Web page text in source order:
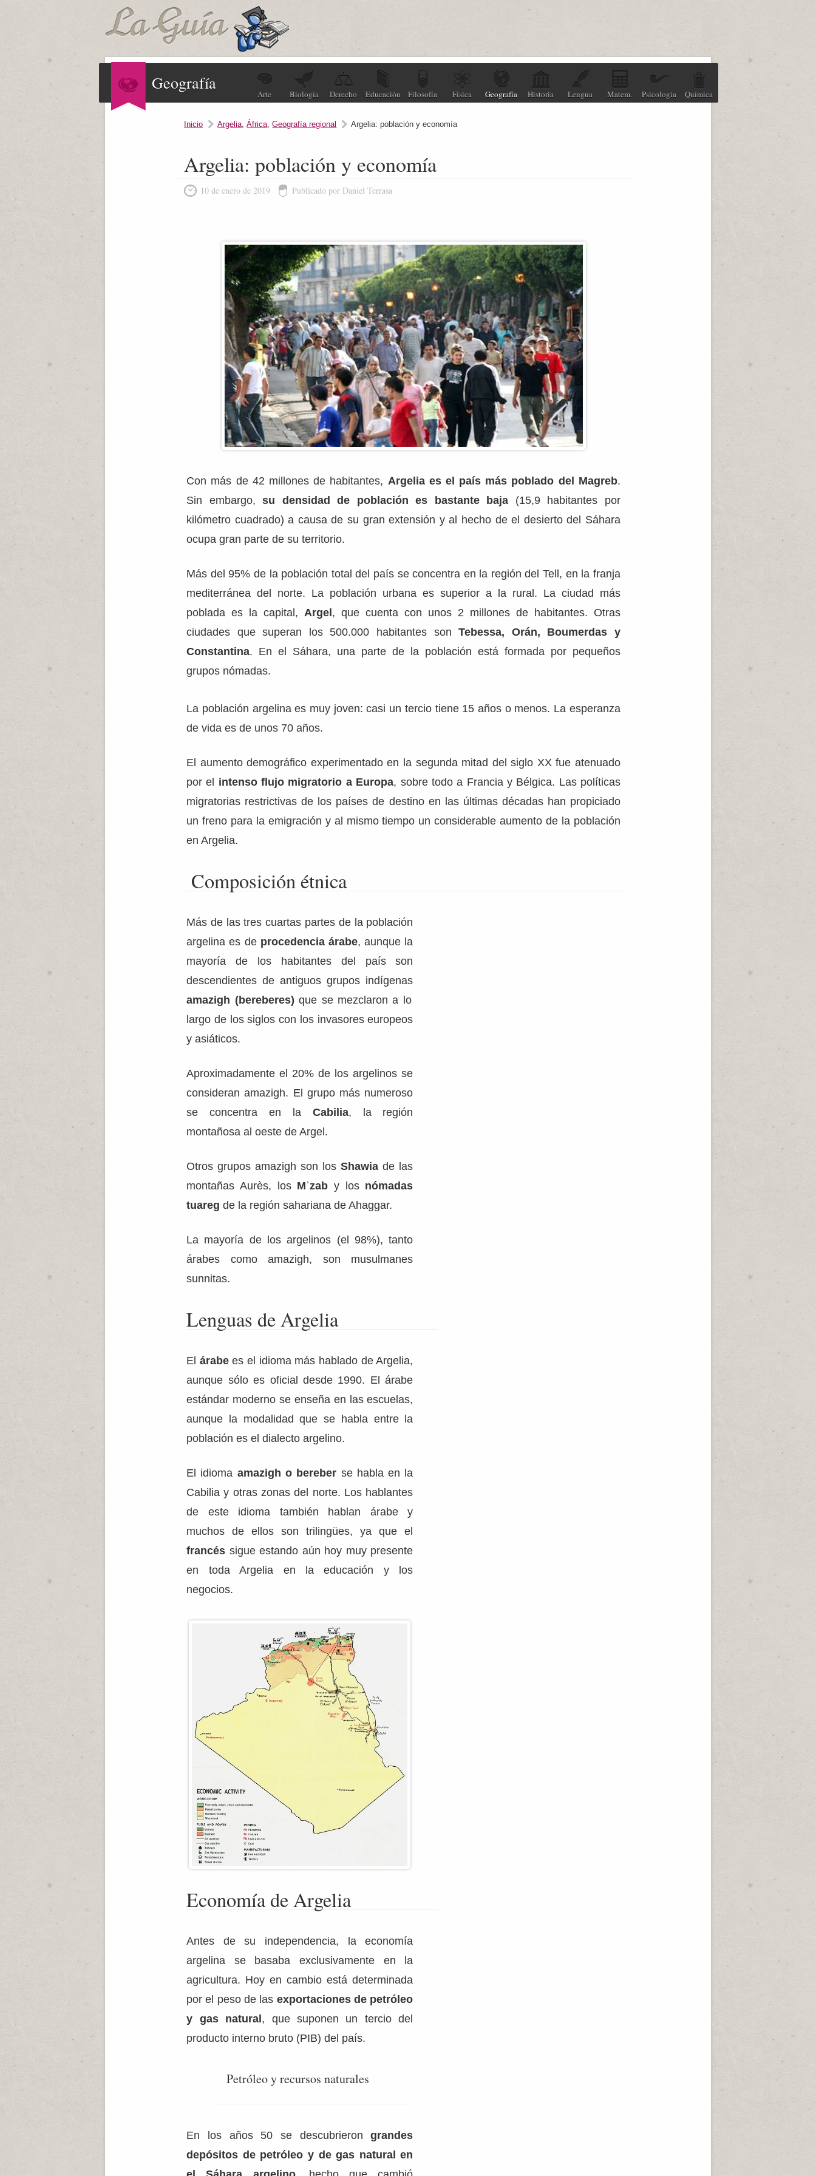
Geografía
Arte Biología Derecho Educación Filosofía Física Geografía Historia Lengua Matem. Psicología Química
Inicio Argelia,África,Geografía regional Argelia: población y economía
Argelia: población y economía
10 de enero de 2019 Publicado por Daniel Terrasa
Con más de 42 millones de habitantes, Argelia es el país más poblado del Magreb.
Sin embargo,su densidad de población es bastante baja (15,9 habitantes por
kilómetro cuadrado) a causa de su gran extensión y al hecho de el desierto del Sáhara
ocupa gran parte de su territorio.
Más del 95% de la población total del país se concentra en la región del Tell, en la franja
mediterránea del norte. La población urbana es superior a la rural. La ciudad más
poblada es la capital,Argel , que cuenta con unos 2 millones de habitantes. Otras
ciudades que superan los 500.000 habitantes sonTebessa, Orán, Boumerdas y
Constantina. En el Sáhara, una parte de la población está formada por pequeños
grupos nómadas.
La población argelina es muy joven: casi un tercio tiene 15 años o menos. La esperanza
de vida es de unos 70 años.
El aumento demográfico experimentado en la segunda mitad del siglo XX fue atenuado
por el intenso flujo migratorio a Europa, sobre todo a Francia y Bélgica. Las políticas
migratorias restrictivas de los países de destino en las últimas décadas han propiciado
un freno para la emigración y al mismo tiempo un considerable aumento de la población
en Argelia.
Composición étnica
Más de las tres cuartas partes de la población
argelina es deprocedencia árabe, aunque la
mayoría de los habitantes del país son
descendientes de antiguos grupos indígenas
amazigh (bereberes) que se mezclaron a lo
largo de los siglos con los invasores europeos
y asiáticos.
Aproximadamente el 20% de los argelinos se
consideran amazigh. El grupo más numeroso
se concentra en la Cabilia, la región
montañosa al oeste de Argel.
Otros grupos amazigh son losShawia de las
montañas Aurès, los Mʾzab y los nómadas
tuareg de la región sahariana de Ahaggar.
La mayoría de los argelinos (el 98%), tanto
árabes como amazigh, son musulmanes
sunnitas.
Lenguas de Argelia
El árabees el idioma más hablado de Argelia,
aunque sólo es oficial desde 1990. El árabe
estándar moderno se enseña en las escuelas,
aunque la modalidad que se habla entre la
población es el dialecto argelino.
El idioma amazigh o bereber se habla en la
Cabilia y otras zonas del norte. Los hablantes
de este idioma también hablan árabe y
muchos de ellos son trilingües, ya que el
francés sigue estando aún hoy muy presente
en toda Argelia en la educación y los
negocios.
Economía de Argelia
Antes de su independencia, la economía
argelina se basaba exclusivamente en la
agricultura. Hoy en cambio está determinada
por el peso de las exportaciones de petróleo
y gas natural , que suponen un tercio del
producto interno bruto (PIB) del país.
Petróleo y recursos naturales
En los años 50 se descubrieron grandes
depósitos de petróleo y de gas natural en